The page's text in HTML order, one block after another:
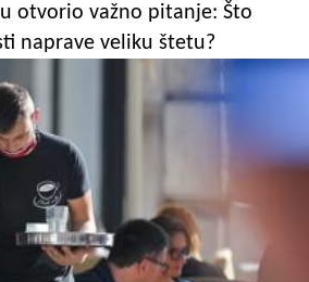
otvorio važno pitanje: Što
naprave veliku štetu?